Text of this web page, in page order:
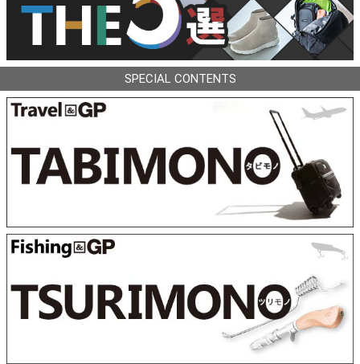
SPECIAL CONTENTS